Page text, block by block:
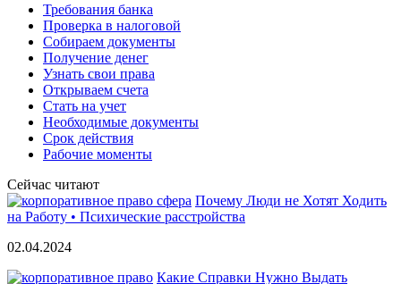
Требования банка
Проверка в налоговой
Собираем документы
Получение денег
Узнать свои права
Открываем счета
Стать на учет
Необходимые документы
Срок действия
Рабочие моменты
Сейчас читают
Почему Люди не Хотят Ходить
на Работу • Психические расстройства
02.04.2024
Какие Справки Нужно Выдать